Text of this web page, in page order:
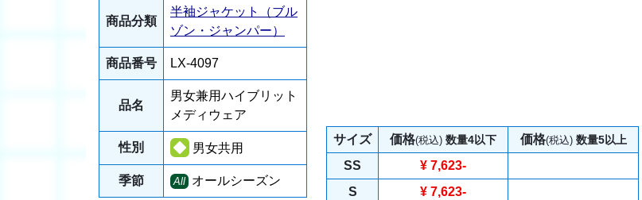
商品分類
半袖ジャケット（ブル
ゾン・ジャンパー）
商品番号 LX-4097
品名
男女兼用ハイブリット
メディウェア
性別 男女共用
季節 All オールシーズン
サイズ 価格(税込) 数量4以下 価格(税込) 数量5以上
SS ¥ 7,623-
S
¥ 7,623-